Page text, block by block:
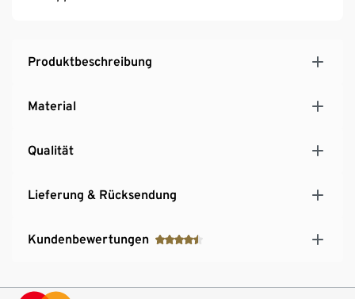
Produktbeschreibung
Material
Qualität
Lieferung & Rücksendung
Kundenbewertungen